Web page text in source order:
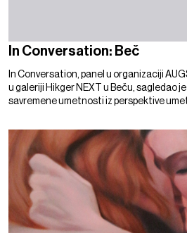
In Conversation: Beč
In Conversation, panel u organizaciji
u galeriji Hikger NEXT u Beču, sagledao
savremene umetnosti iz perspektive